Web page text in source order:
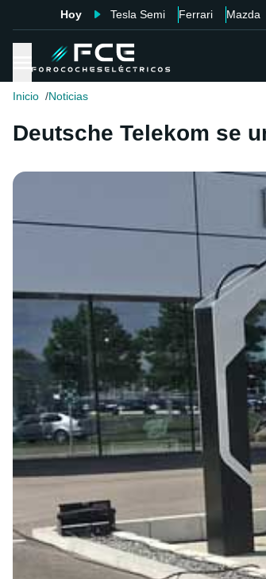
Hoy Tesla Semi Ferrari Mazda
Inicio Noticias
Deutsche Telekom se